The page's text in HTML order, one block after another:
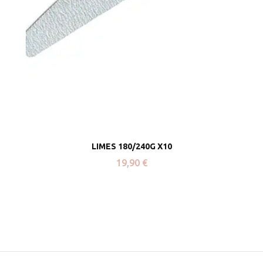
LIMES 180/240G X10
19,90 €